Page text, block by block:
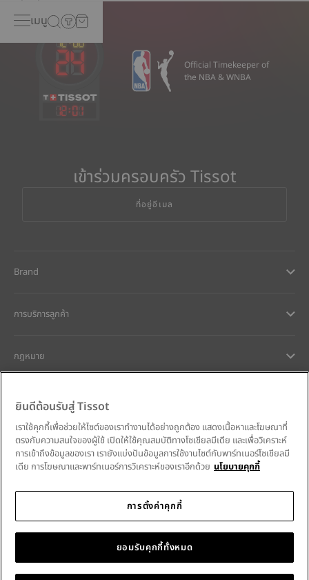
เมนู
12:01
Official Timekeeper of
the NBA & WNBA
เข้าร่วมครอบครัว Tissot
ที่อยู่อีเมล
Brand
การบริการลูกค้า
กฎหมาย
การช่วยเหลือและติดต่อ
ความมุ่งมั่นของเรา
ติดตามเราบนโซเชียลมีเดีย
เลือกประเทศ
ยินดีต้อนรับสู่ Tissot
เราใช้คุกกี้เพื่อช่วยให้ไซต์ของเราทำงานได้อย่างถูกต้อง แสดงเนื้อหาและโฆษณาที่
ตรงกับความสนใจของผู้ใช้ เปิดให้ใช้คุณสมบัติทางโซเชียลมีเดีย และเพื่อวิเคราะห์
การเข้าถึงข้อมูลของเรา เรายังแบ่งปันข้อมูลการใช้งานไซต์กับพาร์ทเนอร์โซเชียลมี
เดีย การโฆษณาและพาร์ทเนอร์การวิเคราะห์ของเราอีกด้วย นโยบายคุกกี้
การตั้งค่าคุกกี้
ยอมรับคุกกี้ทั้งหมด